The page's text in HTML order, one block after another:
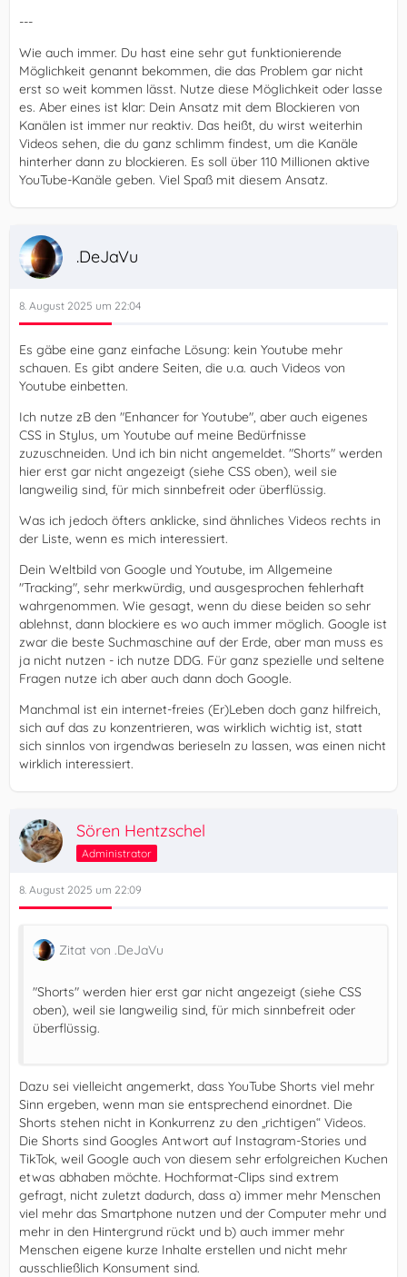
---
Wie auch immer. Du hast eine sehr gut funktionierende
Möglichkeit genannt bekommen, die das Problem gar nicht
erst so weit kommen lässt. Nutze diese Möglichkeit oder lasse
es. Aber eines ist klar: Dein Ansatz mit dem Blockieren von
Kanälen ist immer nur reaktiv. Das heißt, du wirst weiterhin
Videos sehen, die du ganz schlimm findest, um die Kanäle
hinterher dann zu blockieren. Es soll über 110 Millionen aktive
YouTube-Kanäle geben. Viel Spaß mit diesem Ansatz.
.DeJaVu
8. August 2025 um 22:04
Es gäbe eine ganz einfache Lösung: kein Youtube mehr
schauen. Es gibt andere Seiten, die u.a. auch Videos von
Youtube einbetten.
Ich nutze zB den "Enhancer for Youtube", aber auch eigenes
CSS in Stylus, um Youtube auf meine Bedürfnisse
zuzuschneiden. Und ich bin nicht angemeldet. "Shorts" werden
hier erst gar nicht angezeigt (siehe CSS oben), weil sie
langweilig sind, für mich sinnbefreit oder überflüssig.
Was ich jedoch öfters anklicke, sind ähnliches Videos rechts in
der Liste, wenn es mich interessiert.
Dein Weltbild von Google und Youtube, im Allgemeine
"Tracking", sehr merkwürdig, und ausgesprochen fehlerhaft
wahrgenommen. Wie gesagt, wenn du diese beiden so sehr
ablehnst, dann blockiere es wo auch immer möglich. Google ist
zwar die beste Suchmaschine auf der Erde, aber man muss es
ja nicht nutzen - ich nutze DDG. Für ganz spezielle und seltene
Fragen nutze ich aber auch dann doch Google.
Manchmal ist ein internet-freies (Er)Leben doch ganz hilfreich,
sich auf das zu konzentrieren, was wirklich wichtig ist, statt
sich sinnlos von irgendwas berieseln zu lassen, was einen nicht
wirklich interessiert.
Sören Hentzschel
Administrator
8. August 2025 um 22:09
Zitat von .DeJaVu
"Shorts" werden hier erst gar nicht angezeigt (siehe CSS
oben), weil sie langweilig sind, für mich sinnbefreit oder
überflüssig.
Dazu sei vielleicht angemerkt, dass YouTube Shorts viel mehr
Sinn ergeben, wenn man sie entsprechend einordnet. Die
Shorts stehen nicht in Konkurrenz zu den „richtigen“ Videos.
Die Shorts sind Googles Antwort auf Instagram-Stories und
TikTok, weil Google auch von diesem sehr erfolgreichen Kuchen
etwas abhaben möchte. Hochformat-Clips sind extrem
gefragt, nicht zuletzt dadurch, dass a) immer mehr Menschen
viel mehr das Smartphone nutzen und der Computer mehr und
mehr in den Hintergrund rückt und b) auch immer mehr
Menschen eigene kurze Inhalte erstellen und nicht mehr
ausschließlich Konsument sind.